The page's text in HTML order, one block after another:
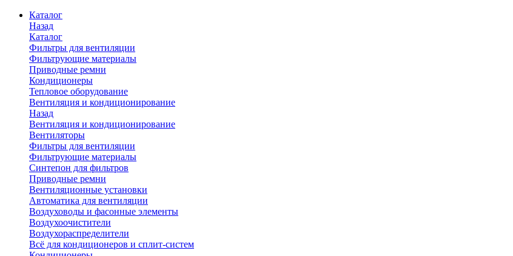
Каталог
Назад
Каталог
Фильтры для вентиляции
Фильтрующие материалы
Приводные ремни
Кондиционеры
Тепловое оборудование
Вентиляция и кондиционирование
Назад
Вентиляция и кондиционирование
Вентиляторы
Фильтры для вентиляции
Фильтрующие материалы
Синтепон для фильтров
Приводные ремни
Вентиляционные установки
Автоматика для вентиляции
Воздуховоды и фасонные элементы
Воздухоочистители
Воздухораспределители
Всё для кондиционеров и сплит-систем